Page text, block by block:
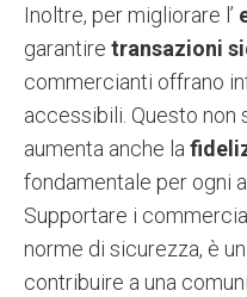
Inoltre, per migliorare l’
garantire transazioni
commercianti offrano
accessibili. Questo non
aumenta anche la
fondamentale per ogni
Supportare i
norme di sicurezza, è
contribuire a una